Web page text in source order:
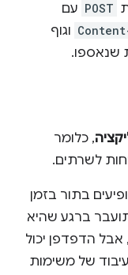
עם
וגוף
, כלומר
לשרתים.
בתור בזמן
ברגע שהיא
הדפדפן יכול
של משימות